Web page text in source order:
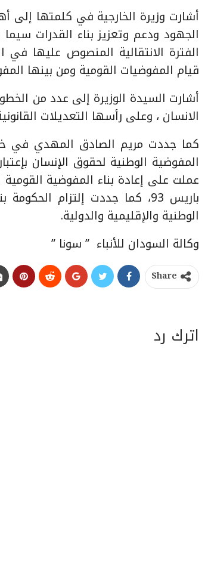
أشارت وزيرة الخارجية في كلمتها إلى
الجهود ودعم وتعزيز بناء القدرات
الفترة الانتقالية المنصوص عليها
قيام المفوضيات القومية ومن بينها
أشارت السيدة الوزيرة إلى عدد من
الانسان ، وعلى رأسها التعديلات
كما جددت مريم الصادق المهدي في
المفوضية الوطنية لحقوق الإنسان
عملت على إعادة بناء المفوضية
باريس 93، كما جددت إلتزام
الوطنية والإقليمية والدولية.
وكالة السودان للأنباء ” سونا ”
Share
اترك رد